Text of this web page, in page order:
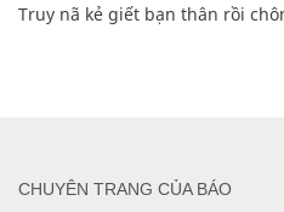
Truy nã kẻ giết bạn thân rồi
CHUYÊN TRANG CỦA BÁO